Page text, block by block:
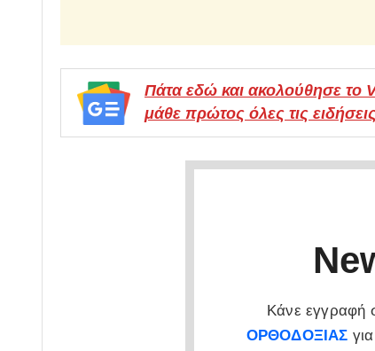
Πάτα εδώ και ακολούθησε το
μάθε πρώτος όλες τις
Κάνε εγγραφή
ΟΡΘΟΔΟΞΙΑΣ